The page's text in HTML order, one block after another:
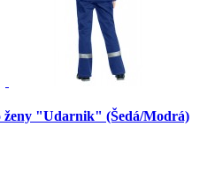
ženy "Udarnik" (Šedá/Modrá)